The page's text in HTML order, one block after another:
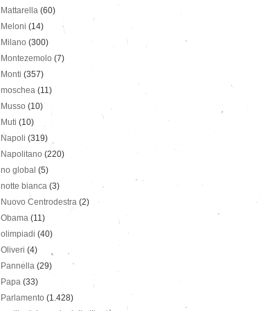
Mattarella (60)
Meloni (14)
Milano (300)
Montezemolo (7)
Monti (357)
moschea (11)
Musso (10)
Muti (10)
Napoli (319)
Napolitano (220)
no global (5)
notte bianca (3)
Nuovo Centrodestra (2)
Obama (11)
olimpiadi (40)
Oliveri (4)
Pannella (29)
Papa (33)
Parlamento (1.428)